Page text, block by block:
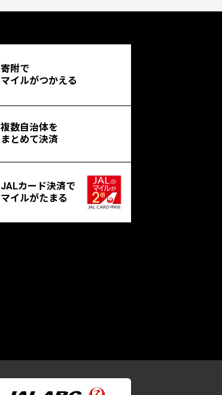
寄附で
マイルがつかえる
複数自治体を
まとめて決済
JALカード決済で
マイルがたまる